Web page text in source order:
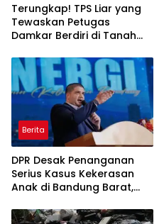
Terungkap! TPS Liar yang
Tewaskan Petugas
Damkar Berdiri di Tanah
Waduk
Berita
DPR Desak Penanganan
Serius Kasus Kekerasan
Anak di Bandung Barat,
Pelaku